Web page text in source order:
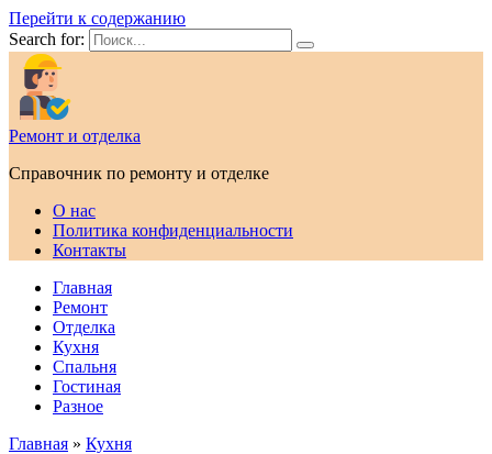
Перейти к содержанию
Search for:
Ремонт и отделка
Справочник по ремонту и отделке
О нас
Политика конфиденциальности
Контакты
Главная
Ремонт
Отделка
Кухня
Спальня
Гостиная
Разное
Главная » Кухня